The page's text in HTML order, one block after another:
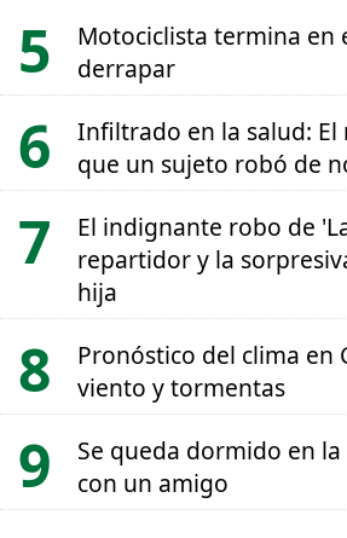
Motociclista termina en
derrapar
Infiltrado en la salud:
que un sujeto robó de
El indignante robo de
repartidor y la
hija
Pronóstico del clima en
viento y tormentas
Se queda dormido en
con un amigo